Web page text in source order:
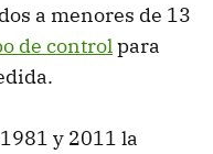
a menores de 13
de controlpara
y 2011 la